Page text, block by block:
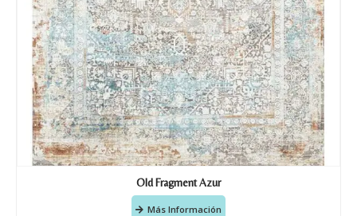
Old Fragment Azur
Más Información